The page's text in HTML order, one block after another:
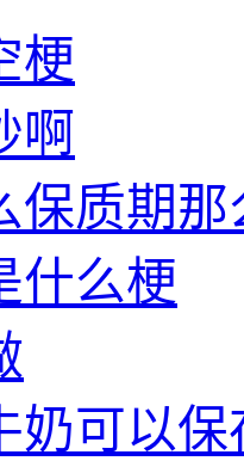
梗
啊
保质期那
什么梗
奶可以保